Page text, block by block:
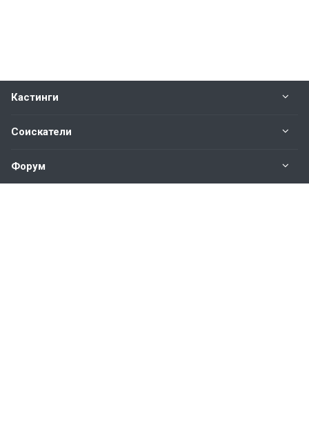
Кастинги
Соискатели
Форум